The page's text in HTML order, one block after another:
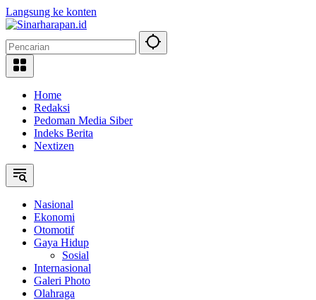
Langsung ke konten
Home
Redaksi
Pedoman Media Siber
Indeks Berita
Nextizen
Nasional
Ekonomi
Otomotif
Gaya Hidup
Sosial
Internasional
Galeri Photo
Olahraga